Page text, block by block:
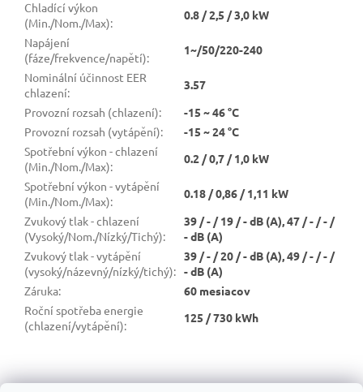
Chladící výkon
(Min./Nom./Max):
0.8 / 2,5 / 3,0 kW
Napájení
(fáze/frekvence/napětí):
1~/50/220-240
Nominální účinnost EER
chlazení:
3.57
Provozní rozsah (chlazení):
-15 ~ 46 °C
Provozní rozsah (vytápění):
-15 ~ 24 °C
Spotřební výkon - chlazení
(Min./Nom./Max):
0.2 / 0,7 / 1,0 kW
Spotřební výkon - vytápění
(Min./Nom./Max):
0.18 / 0,86 / 1,11 kW
Zvukový tlak - chlazení
(Vysoký/Nom./Nízký/Tichý):
39 / - / 19 / - dB (A), 47 / - / - /
- dB (A)
Zvukový tlak - vytápění
(vysoký/názevný/nízký/tichý):
39 / - / 20 / - dB (A), 49 / - / - /
- dB (A)
Záruka:
60 mesiacov
Roční spotřeba energie
(chlazení/vytápění):
125 / 730 kWh